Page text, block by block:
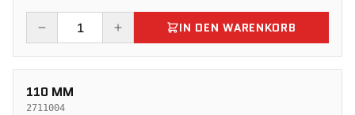
IN DEN WARENKORB
110 MM
2711004